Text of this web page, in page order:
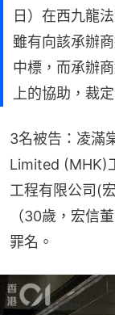
日）在西九龍
雖有向該承辦
中標，而承辦
上的協助，裁
3名被告：凌滿
Limited (MHK)
工程有限公司(
（30歲，宏信
罪名。